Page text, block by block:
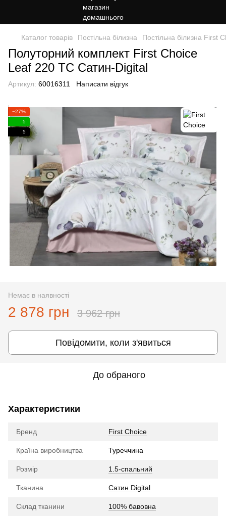
Каталог товарів Постільна білизна Постільна білизна First
Полуторний комплект First Choice
Leaf 220 ТС Сатин-Digital
Артикул: 60016311 Написати відгук
−27%
5
5
Немає в наявності
2 878 грн 3 962 грн
Повідомити, коли з'явиться
До обраного
Характеристики
Бренд First Choice
Країна виробництва Туреччина
Розмір 1.5-спальний
Тканина Сатин Digital
Склад тканини 100% бавовна